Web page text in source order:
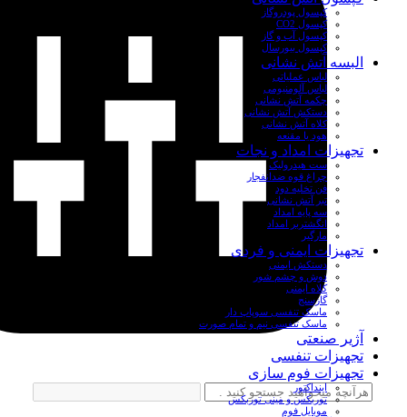
کپسول پودروگاز
کپسول CO2
کپسول آب و گاز
کپسول بیورسال
البسه آتش نشانی
لباس عملیاتی
لباس آلومنیومی
چکمه آتش نشانی
دستکش آتش نشانی
کلاه آتش نشانی
هود یا مقنعه
تجهیزات امداد و نجات
ست هیدرولیک
چراغ قوه ضدانفجار
فن تخلیه دود
تبر آتش نشانی
سه پایه امداد
انگشتربر امداد
مارگیر
تجهیزات ایمنی و فردی
دستکش ایمنی
دوش و چشم شور
کلاه ایمنی
گازسنج
ماسک تنفسی سوپاپ دار
ماسک تنفسی نیم و تمام صورت
آژیر صنعتی
تجهیزات تنفسی
تجهیزات فوم سازی
اینداکتور
توربکس و مینی توربکس
موبایل فوم